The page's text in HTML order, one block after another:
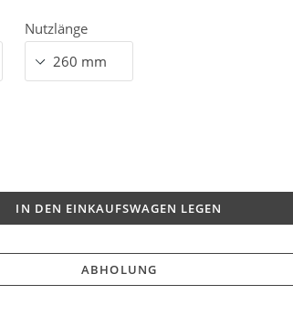
Nutzlänge
IN DEN EINKAUFSWAGEN LEGEN
ABHOLUNG